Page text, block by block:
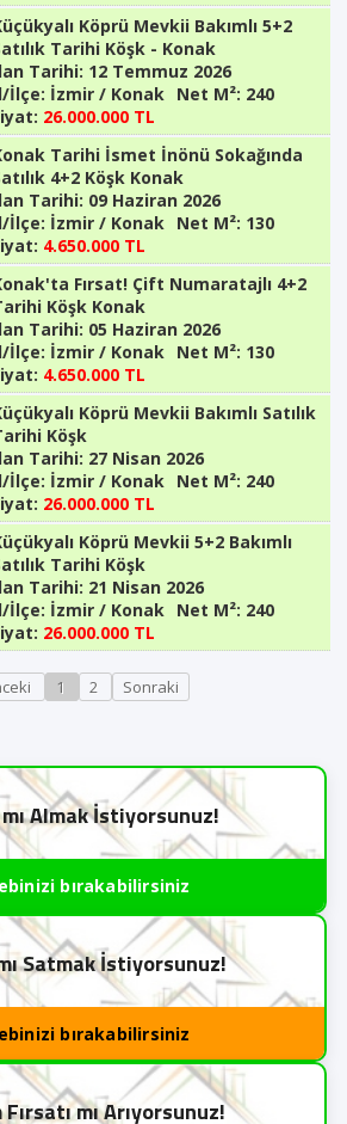
Köprü Mevkii Bakımlı 5+2
Tarihi Köşk - Konak
Tarihi: 12 Temmuz 2026
İlçe: İzmir / Konak Net M²: 240
26.000.000 TL
Tarihi İsmet İnönü Sokağında
4+2 Köşk Konak
Tarihi: 09 Haziran 2026
İlçe: İzmir / Konak Net M²: 130
4.650.000 TL
Fırsat! Çift Numaratajlı 4+2
Köşk Konak
Tarihi: 05 Haziran 2026
İlçe: İzmir / Konak Net M²: 130
4.650.000 TL
Köprü Mevkii Bakımlı Satılık
Köşk
Tarihi: 27 Nisan 2026
İlçe: İzmir / Konak Net M²: 240
26.000.000 TL
Köprü Mevkii 5+2 Bakımlı
Tarihi Köşk
Tarihi: 21 Nisan 2026
İlçe: İzmir / Konak Net M²: 240
26.000.000 TL
1 2 Sonraki
Almak İstiyorsunuz!
bırakabilirsiniz
Satmak İstiyorsunuz!
bırakabilirsiniz
Fırsatı mı Arıyorsunuz!